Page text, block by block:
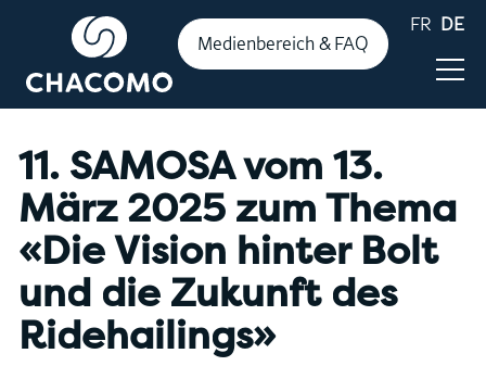
Medienbereich & FAQ
FR DE
Aktuelles
Publikationen
Zahlen & Fakten
11. SAMOSA vom 13.
März 2025 zum Thema
«Die Vision hinter Bolt
und die Zukunft des
Ridehailings»